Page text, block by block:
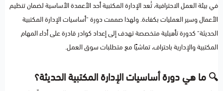
في بيئة العمل الاحترافية، تُعد الإدارة المكتبية أحد الأعمدة الأساسية لضمان تنظيم
الأعمال وسير العمليات بكفاءة. ولهذا صممت دورة "أساسيات الإدارة المكتبية
الحديثة" كدورة تأهيلية متخصصة تهدف إلى إعداد كوادر قادرة على أداء المهام
المكتبية والإدارية باحتراف، تماشيًا مع متطلبات سوق العمل.
🔍 ما هي دورة أساسيات الإدارة المكتبية الحديثة؟